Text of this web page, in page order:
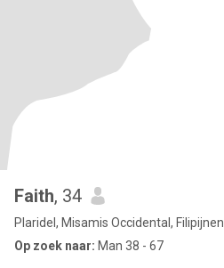
Faith, 34
Plaridel, Misamis Occidental, Filipijnen
Op zoek naar: Man 38 - 67